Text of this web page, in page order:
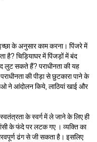
के अनुसार काम करना। पिंजरे में
है? चिड़ियाघर में पिंजड़ों में बंद
लुट सकते हैं? पराधीनता की यह
की पीड़ा से छुटकारा पाने के
ने आंदोलन किये, लाठियां खाई और
के स्वर्ग में ले जाने के लिए ही
के फंदे पर लटक गए । व्यक्ति का
ढंग से जी सकता है। इसलिए